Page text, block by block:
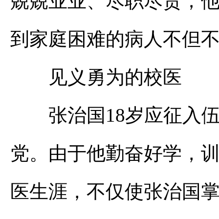
到家庭困难的病人不但
见义勇为的校医
张治国18岁应征入伍
党。由于他勤奋好学，
医生涯，不仅使张治国